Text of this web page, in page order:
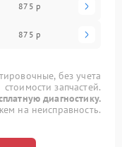
875 р
875 р
без учета
стоимости запчастей.
диагностику.
на неисправность.